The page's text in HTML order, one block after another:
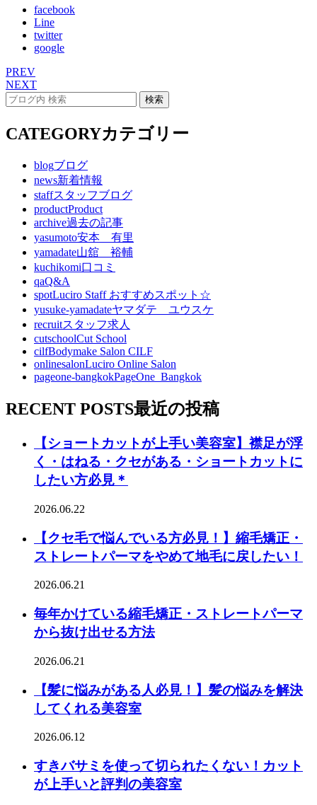
facebook
Line
twitter
google
PREV
NEXT
CATEGORYカテゴリー
blogブログ
news新着情報
staffスタッフブログ
productProduct
archive過去の記事
yasumoto安本 有里
yamadate山舘 裕輔
kuchikomi口コミ
qaQ&A
spotLuciro Staff おすすめスポット☆
yusuke-yamadateヤマダテ ユウスケ
recruitスタッフ求人
cutschoolCut School
cilfBodymake Salon CILF
onlinesalonLuciro Online Salon
pageone-bangkokPageOne_Bangkok
RECENT POSTS最近の投稿
【ショートカットが上手い美容室】襟足が浮
く・はねる・クセがある・ショートカットに
したい方必見＊
2026.06.22
【クセ毛で悩んでいる方必見！】縮毛矯正・
ストレートパーマをやめて地毛に戻したい！
2026.06.21
毎年かけている縮毛矯正・ストレートパーマ
から抜け出せる方法
2026.06.21
【髪に悩みがある人必見！】髪の悩みを解決
してくれる美容室
2026.06.12
すきバサミを使って切られたくない！カット
が上手いと評判の美容室